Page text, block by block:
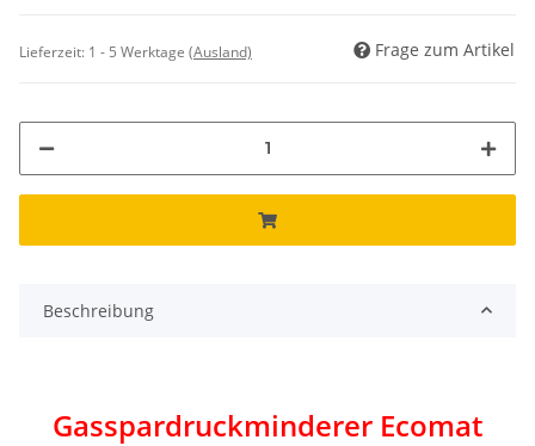
Lieferzeit: 1 - 5 Werktage (Ausland) Frage zum Artikel
Beschreibung
Gasspardruckminderer Ecomat